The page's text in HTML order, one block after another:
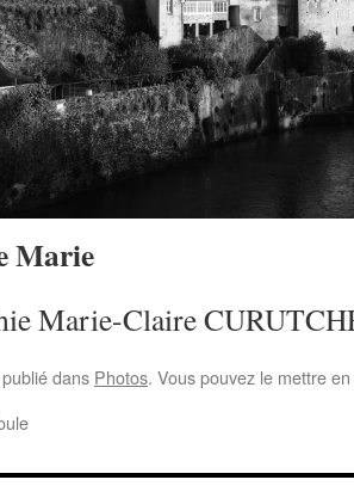
Marie
Marie-Claire
dans Photos. Vous pouvez le mettre